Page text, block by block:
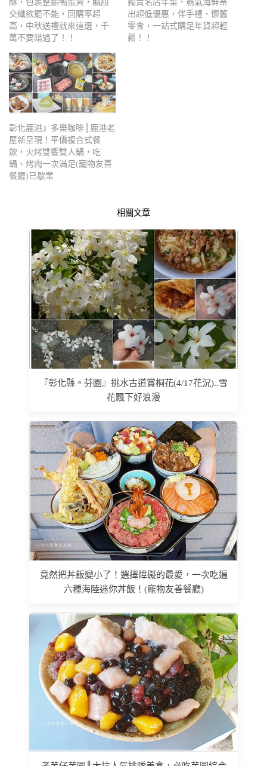
酥，包裹整顆鴨蛋黃，鹹甜
交織欲罷不能，回購率超
高，中秋送禮就來這選，千
萬不要錯過了！！
獨賣名店年菜、霸氣海鮮祭
出超低優惠，伴手禮、懷舊
零食，一站式購足年貨超輕
鬆！！
彰化鹿港』多樂咖啡║鹿港老
屋新呈現！平價複合式餐
飲，火烤雙饗雙人鍋，吃
鍋、烤肉一次滿足(寵物友善
餐廳)已歇業
相關文章
『彰化縣。芬園』挑水古道賞桐花(4/17花況)..雪
花飄下好浪漫
竟然把丼飯變小了！選擇障礙的最愛，一次吃遍
六種海陸迷你丼飯！(寵物友善餐廳)